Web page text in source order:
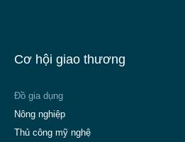
Cơ hội giao thương
Đồ gia dụng
Nông nghiệp
Thủ công mỹ nghệ